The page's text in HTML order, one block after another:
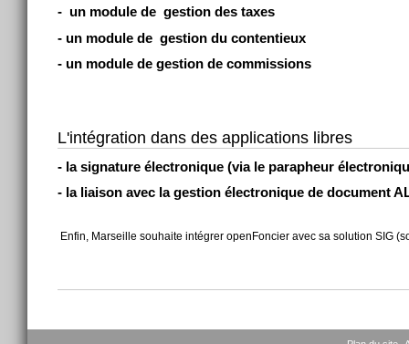
- un module de gestion des taxes
- un module de gestion du contentieux
- un module de gestion de commissions
L'intégration dans des applications libres
- la signature électronique (via le parapheur
- la liaison avec la gestion électronique de document
Enfin, Marseille souhaite intégrer openFoncier avec sa solution SIG
document